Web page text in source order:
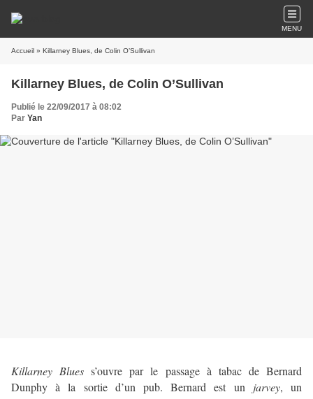
MENU
Accueil » Killarney Blues, de Colin O’Sullivan
Killarney Blues, de Colin O’Sullivan
Publié le 22/09/2017 à 08:02
Par Yan
Killarney Blues s’ouvre par le passage à tabac de Bernard
Dunphy à la sortie d’un pub. Bernard est un jarvey, un